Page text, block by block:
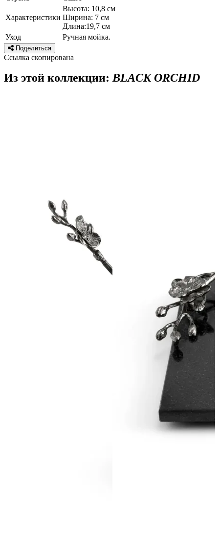
Характеристики
Высота: 10,8 см
Ширина: 7 см
Длина:19,7 см
Уход
Ручная мойка.
Поделиться
Ссылка скопирована
Из этой коллекции:BLACK ORCHID
ПОДПИСАТЬСЯ
Политикой конфиденциальности и